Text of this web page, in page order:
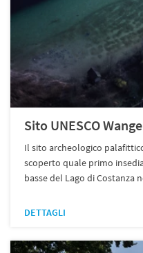
Sito UNESCO
Il sito archeologico
scoperto quale primo
basse del Lago di Costanza
DETTAGLI